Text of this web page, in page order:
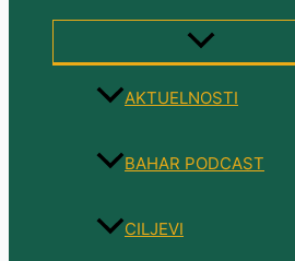
MENU
TOGGLE
AKTUELNOSTI
BAHAR PODCAST
CILJEVI